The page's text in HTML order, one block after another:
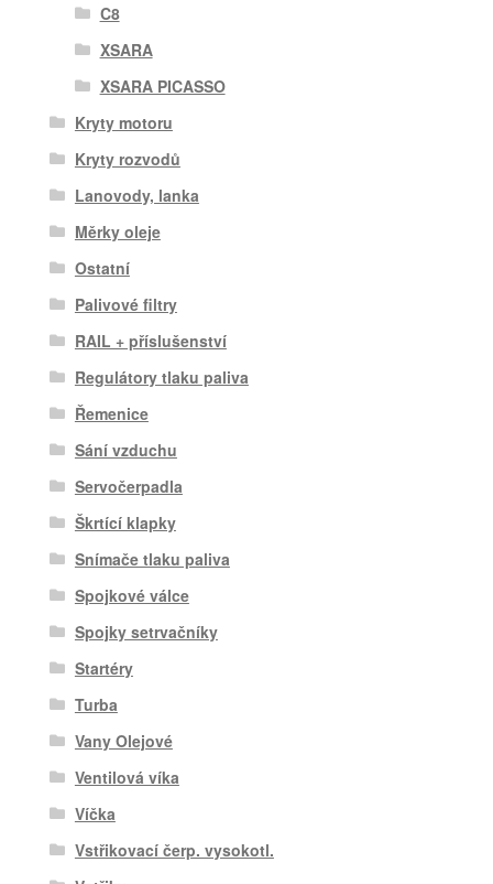
C8
XSARA
XSARA PICASSO
Kryty motoru
Kryty rozvodů
Lanovody, lanka
Měrky oleje
Ostatní
Palivové filtry
RAIL + příslušenství
Regulátory tlaku paliva
Řemenice
Sání vzduchu
Servočerpadla
Škrtící klapky
Snímače tlaku paliva
Spojkové válce
Spojky setrvačníky
Startéry
Turba
Vany Olejové
Ventilová víka
Víčka
Vstřikovací čerp. vysokotl.